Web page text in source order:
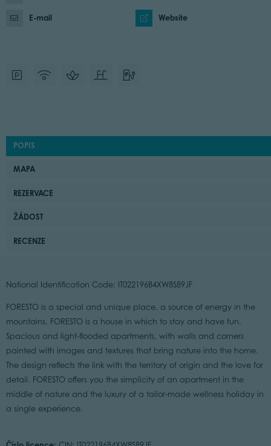
E-mail Website
POPIS
MAPA
REZERVACE
ŽÁDOST
RECENZE
National Identification Code: IT022196B4XW8S89JF
FORESTO is a special and unique place, a source of energy in the
mountains. FORESTO is a house in which to stay and have fun.
Spacious and light-flooded apartments, with walls and corners
painted with images and textures that bring nature into the home.
The design reflects the link with the territory of origin and the love for
detail. FORESTO offers you the simplicity of an apartment in the
middle of nature and the luxury of a tailor-made wellness holiday in
a single experience.